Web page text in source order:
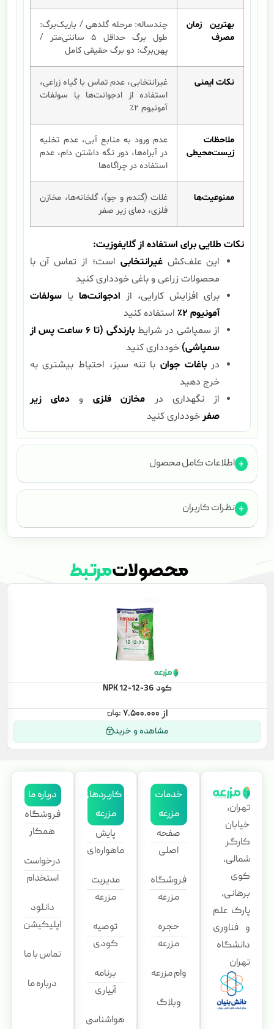
بهترین زمان
مصرف
چندساله: مرحله گلدهی / باریک‌برگ:
طول برگ حداقل ۵ سانتی‌متر /
پهن‌برگ: دو برگ حقیقی کامل
نکات ایمنی
غیرانتخابی، عدم تماس با گیاه زراعی،
استفاده از ادجوانت‌ها یا سولفات
آمونیوم ۲٪
ملاحظات
زیست‌محیطی
عدم ورود به منابع آبی، عدم تخلیه
در آبراه‌ها، دور نگه داشتن دام، عدم
استفاده در چراگاه‌ها
ممنوعیت‌ها
غلات (گندم و جو)، گلخانه‌ها، مخازن
فلزی، دمای زیر صفر
نکات طلایی برای استفاده از گلایفوزیت:
این علف‌کشغیرانتخابی است؛ از تماس آن با
محصولات زراعی و باغی خودداری کنید
برای افزایش کارایی، از ادجوانت‌ها یاسولفات
آمونیوم ۲٪
استفاده کنید
از سمپاشی در شرایط
بارندگی (تا ۶ ساعت پس از
سمپاشی) خودداری کنید
درباغات جوان با تنه سبز، احتیاط بیشتری به
خرج دهید
از نگهداری در مخازن فلزی ودمای زیر
صفر خودداری کنید
اطلاعات کامل محصول
نظرات کاربران
محصولاتمرتبط
کود NPK 12-12-36
۷.۵۰۰.۰۰۰
مشاهده و خرید
تهران،
خیابان
کارگر
شمالی،
کوی
برهانی،
پارک علم
و فناوری
دانشگاه
تهران
خدمات
مزرعه
صفحه
اصلی
فروشگاه
مزرعه
حجره
مزرعه
وام مزرعه
وبلاگ
کاربردهای
مزرعه
پایش
ماهواره‌ای
مدیریت
مزرعه
توصیه
کودی
برنامه
آبیاری
هواشناسی
درباره ما
فروشگاه
همکار
درخواست
استخدام
دانلود
اپلیکیشن
تماس با ما
درباره ما